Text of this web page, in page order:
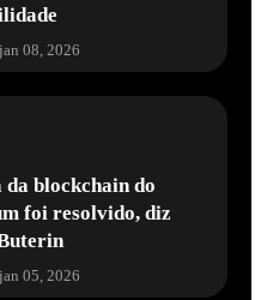
jan 08, 2026
blockchain do
foi resolvido, diz
jan 05, 2026